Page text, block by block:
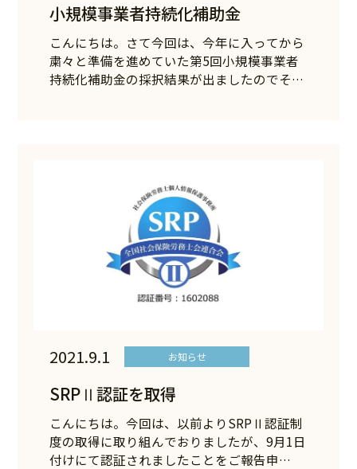
小規模事業者持続化補助金
こんにちは。さて今回は、今年に入ってから
粛々と準備を進めていた第5回小規模事業者
持続化補助金の採択結果が出ましたのでそ
2021.9.1 お知らせ
SRPⅡ認証を取得
こんにちは。今回は、以前よりSRPⅡ認証制
度の取得に取り組んでおりましたが、9月1日
付けにて認証されましたことをご報告申…